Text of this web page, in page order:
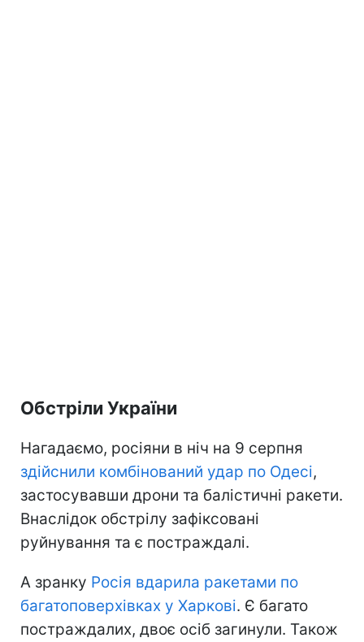
Обстріли України
Нагадаємо, росіяни в ніч на 9 серпня
здійснили комбінований удар по Одесі,
застосувавши дрони та балістичні ракети.
Внаслідок обстрілу зафіксовані
руйнування та є постраждалі.
А зранку Росія вдарила ракетами по
багатоповерхівках у Харкові. Є багато
постраждалих, двоє осіб загинули. Також